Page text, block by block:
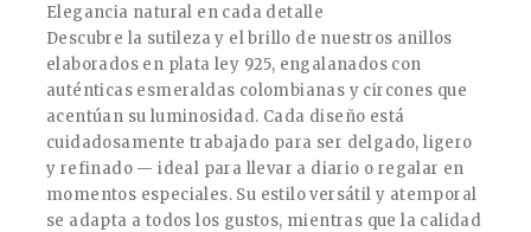
Elegancia natural en cada detalle
Descubre la sutileza y el brillo de nuestros anillos
elaborados en plata ley 925, engalanados con
auténticas esmeraldas colombianas y circones que
acentúan su luminosidad. Cada diseño está
cuidadosamente trabajado para ser delgado, ligero
y refinado — ideal para llevar a diario o regalar en
momentos especiales. Su estilo versátil y atemporal
se adapta a todos los gustos, mientras que la calidad